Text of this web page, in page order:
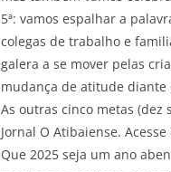
5ª: vamos espalhar a
colegas de trabalho e
galera a se mover pelas
mudança de atitude diante
As outras cinco metas
Jornal O Atibaiense.
Que 2025 seja um ano